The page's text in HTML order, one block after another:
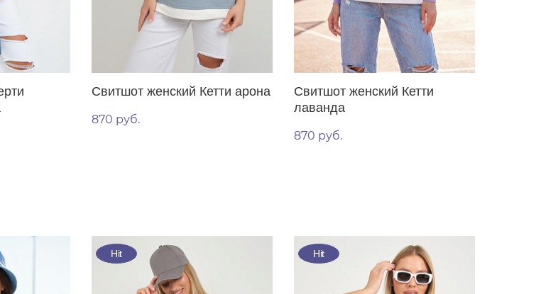
Свитшот женский Кетти арона
870 руб.
Свитшот женский Кетти
лаванда
870 руб.
Hit Hit